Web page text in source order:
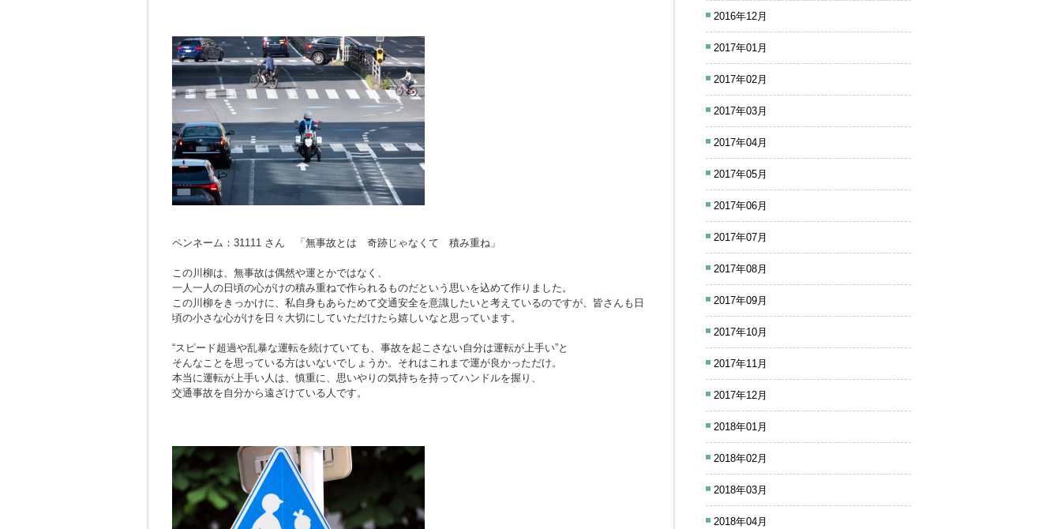
ペンネーム：31111 さん 「無事故とは 奇跡じゃなくて 積み重ね」
この川柳は、無事故は偶然や運とかではなく、
一人一人の日頃の心がけの積み重ねで作られるものだという思いを込めて作りました。
この川柳をきっかけに、私自身もあらためて交通安全を意識したいと考えているのですが、皆さんも日
頃の小さな心がけを日々大切にしていただけたら嬉しいなと思っています。
“スピード超過や乱暴な運転を続けていても、事故を起こさない自分は運転が上手い”と
そんなことを思っている方はいないでしょうか。それはこれまで運が良かっただけ。
本当に運転が上手い人は、慎重に、思いやりの気持ちを持ってハンドルを握り、
交通事故を自分から遠ざけている人です。
2016年12月
2017年01月
2017年02月
2017年03月
2017年04月
2017年05月
2017年06月
2017年07月
2017年08月
2017年09月
2017年10月
2017年11月
2017年12月
2018年01月
2018年02月
2018年03月
2018年04月